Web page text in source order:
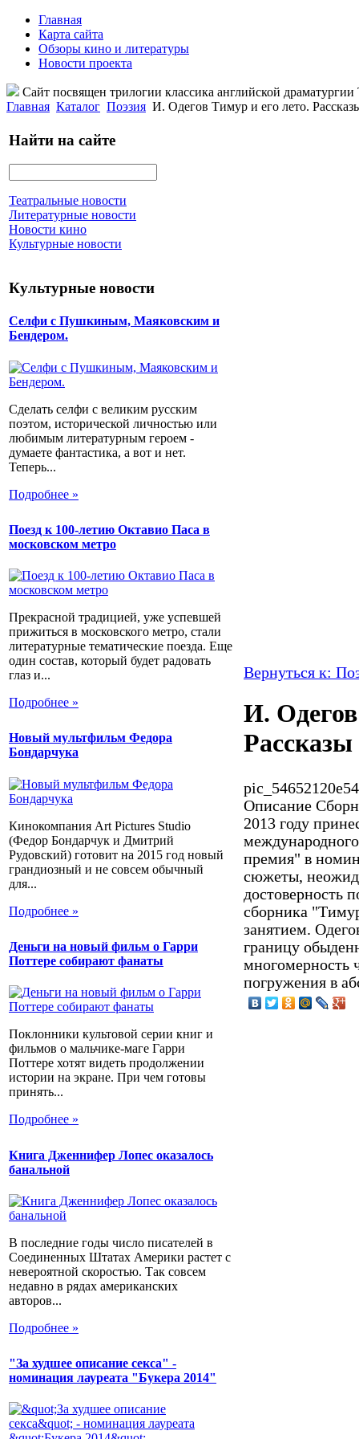
Главная
Карта сайта
Обзоры кино и литературы
Новости проекта
Сайт посвящен трилогии классика английской
Главная Каталог Поэзия И. Одегов Тимур и его лето.
Найти на сайте
Театральные новости
Литературные новости
Новости кино
Культурные новости
Культурные новости
Селфи с Пушкиным, Маяковским и
Бендером.
Сделать селфи с великим русским
поэтом, исторической личностью или
любимым литературным героем -
думаете фантастика, а вот и нет.
Теперь...
Подробнее »
Поезд к 100-летию Октавио Паса в
московском метро
Прекрасной традицией, уже успевшей
прижиться в московского метро, стали
литературные тематические поезда. Еще
один состав, который будет радовать
глаз и...
Подробнее »
Новый мультфильм Федора
Бондарчука
Кинокомпания Art Pictures Studio
(Федор Бондарчук и Дмитрий
Рудовский) готовит на 2015 год новый
грандиозный и не совсем обычный
для...
Подробнее »
Деньги на новый фильм о Гарри
Поттере собирают фанаты
Поклонники культовой серии книг и
фильмов о мальчике-маге Гарри
Поттере хотят видеть продолжении
истории на экране. При чем готовы
принять...
Подробнее »
Книга Дженнифер Лопес оказалось
банальной
В последние годы число писателей в
Соединенных Штатах Америки растет с
невероятной скоростью. Так совсем
недавно в рядах американских
авторов...
Подробнее »
"За худшее описание секса" -
номинация лауреата "Букера 2014"
Вернуться к:
И.
Рассказы
Описание
2013 году
премия" в
сюжеты,
достоверность
сборника
занятием.
границу
многомерность
погружения в